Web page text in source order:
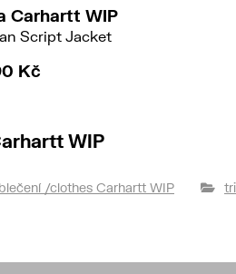
Carhartt WIP
Script Jacket
Kč
WIP
/clothes Carhartt WIP